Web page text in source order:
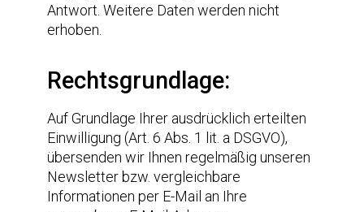
Antwort. Weitere Daten werden nicht
erhoben.
Rechtsgrundlage:
Auf Grundlage Ihrer ausdrücklich erteilten
Einwilligung (Art. 6 Abs. 1 lit. a DSGVO),
übersenden wir Ihnen regelmäßig unseren
Newsletter bzw. vergleichbare
Informationen per E-Mail an Ihre